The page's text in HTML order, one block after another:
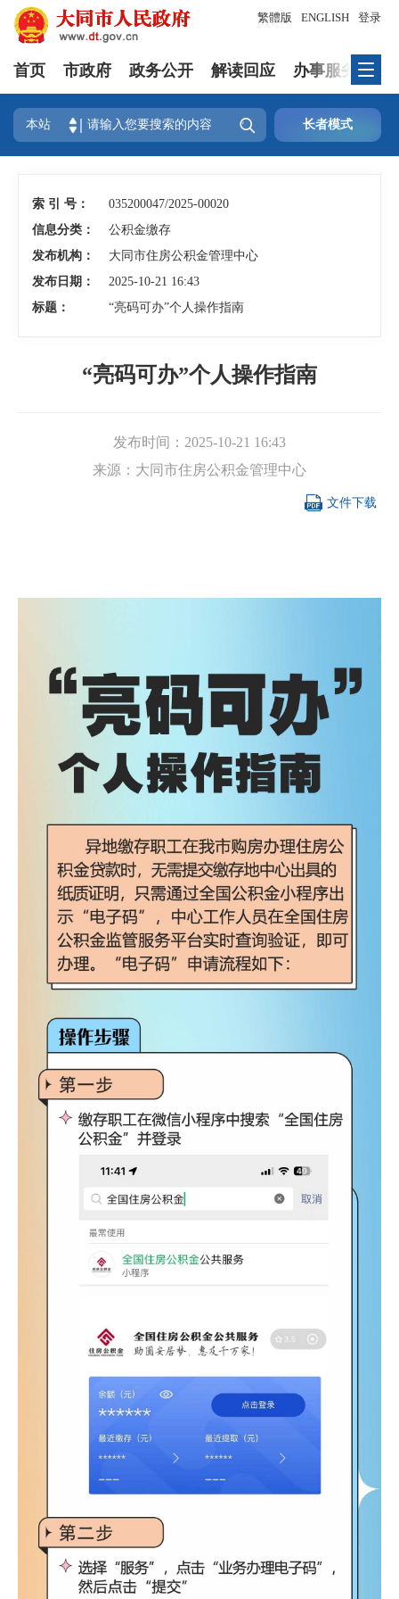
登录
繁體版 ENGLISH
首页 市政府 政务公开 解读回应 办事服务
本站  长者模式
索 引 号：
035200047/2025-00020
信息分类：
公积金缴存
发布机构：
大同市住房公积金管理中心
发布日期：
2025-10-21 16:43
标题：
“亮码可办”个人操作指南
“亮码可办”个人操作指南
发布时间： 2025-10-21 16:43
来源： 大同市住房公积金管理中心
 文件下载